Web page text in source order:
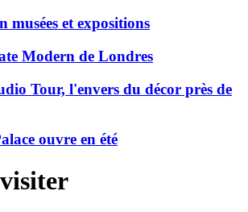
musées et expositions
Modern de Londres
Tour, l'envers du décor près de
ouvre en été